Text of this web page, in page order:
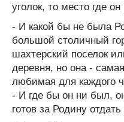
уголок, то место где
- И какой бы не была
большой столичный
шахтерский поселок
деревня, но она -
любимая для каждого
- И где бы он ни был,
готов за Родину